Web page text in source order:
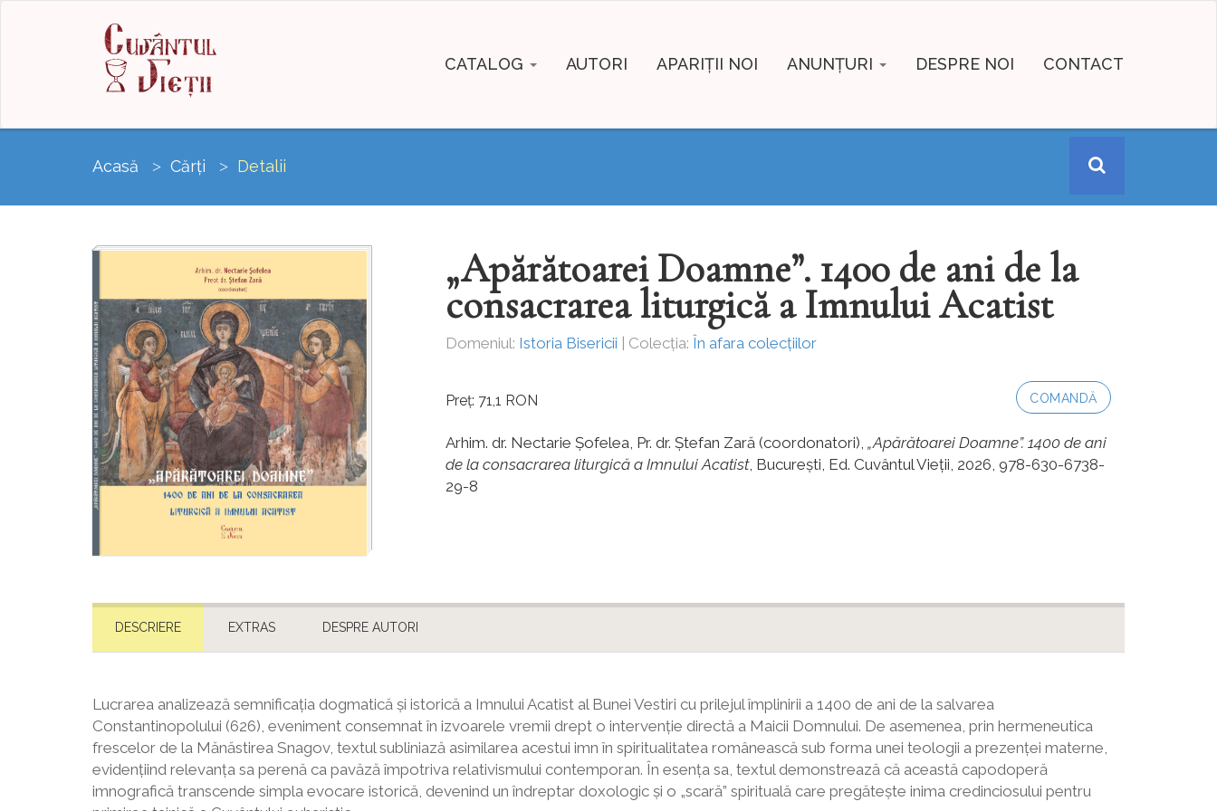
CATALOG AUTORI APARIȚII NOI ANUNȚURI DESPRE NOI CONTACT
Acasă Cărți Detalii
„Apărătoarei Doamne”. 1400 de ani de la
consacrarea liturgică a Imnului Acatist
Domeniul: Istoria Bisericii | Colecția: În afara colecțiilor
Preț: 71,1 RON COMANDĂ
Arhim. dr. Nectarie Șofelea, Pr. dr. Ștefan Zară (coordonatori), „Apărătoarei Doamne”. 1400 de ani
de la consacrarea liturgică a Imnului Acatist, București, Ed. Cuvântul Vieții, 2026, 978-630-6738-
29-8
DESCRIERE EXTRAS DESPRE AUTORI
Lucrarea analizează semnificația dogmatică și istorică a Imnului Acatist al Bunei Vestiri cu prilejul împlinirii a 1400 de ani de la salvarea
Constantinopolului (626), eveniment consemnat în izvoarele vremii drept o intervenție directă a Maicii Domnului. De asemenea, prin hermeneutica
frescelor de la Mănăstirea Snagov, textul subliniază asimilarea acestui imn în spiritualitatea românească sub forma unei teologii a prezenței materne,
evidențiind relevanța sa perenă ca pavăză împotriva relativismului contemporan. În esența sa, textul demonstrează că această capodoperă
imnografică transcende simpla evocare istorică, devenind un îndreptar doxologic și o „scară” spirituală care pregătește inima credinciosului pentru